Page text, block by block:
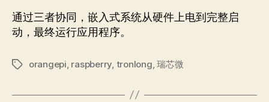
通过三者协同，嵌入式系统从硬件上电到完整启
动，最终运行应用程序。
Tagsorangepi raspberry tronlong ,瑞芯微